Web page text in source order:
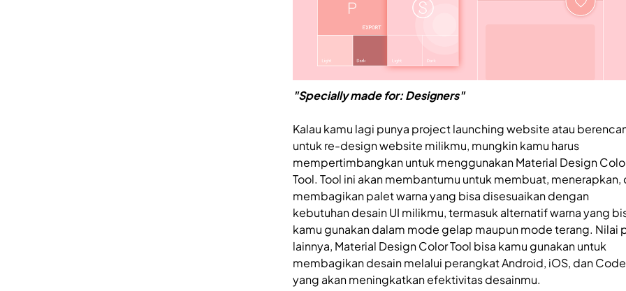
"Specially made for: Designers"
Kalau kamu lagi punya project launching website atau
untuk re-design website milikmu, mungkin kamu harus
mempertimbangkan untuk menggunakan Material Design
Tool. Tool ini akan membantumu untuk membuat, menerapkan,
membagikan palet warna yang bisa disesuaikan dengan
kebutuhan desain UI milikmu, termasuk alternatif warna yang
kamu gunakan dalam mode gelap maupun mode terang. Nilai
lainnya, Material Design Color Tool bisa kamu gunakan untuk
membagikan desain melalui perangkat Android, iOS, dan
yang akan meningkatkan efektivitas desainmu.